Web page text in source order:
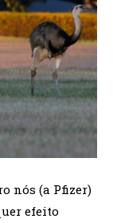
nós (a Pfizer)
efeito